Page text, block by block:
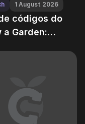
1 August 2026
códigos do
a Garden:
de uso duplo